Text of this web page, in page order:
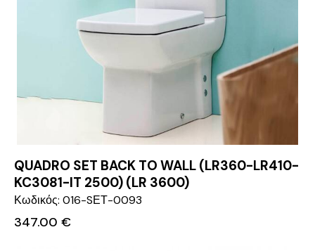
QUADRO SET BACK TO WALL (LR360-LR410-
KC3081-IT 2500) (LR 3600)
Κωδικός: 016-SΕΤ-0093
347.00 €